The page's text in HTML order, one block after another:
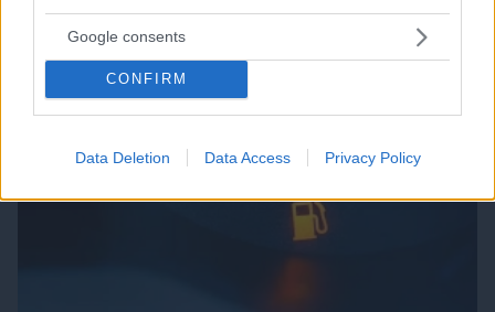
Google consents
CONFIRM
Data Deletion Data Access Privacy Policy